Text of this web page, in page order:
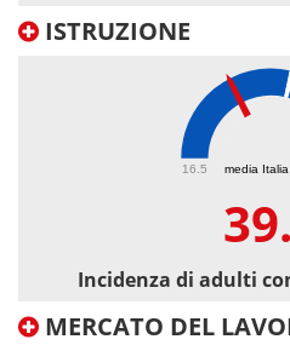
ISTRUZIONE
media
16.5
Incidenza di adulti
MERCATO DEL